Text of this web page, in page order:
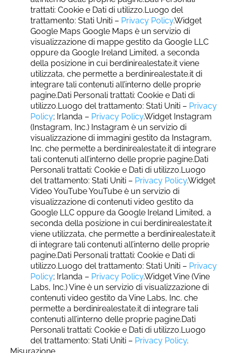
trattati: Cookie e Dati di utilizzo.Luogo del
trattamento: Stati Uniti – Privacy Policy.Widget
Google Maps Google Maps è un servizio di
visualizzazione di mappe gestito da Google LLC
oppure da Google Ireland Limited, a seconda
della posizione in cui berdinirealestate.it viene
utilizzata, che permette a berdinirealestate.it di
integrare tali contenuti all’interno delle proprie
pagine.Dati Personali trattati: Cookie e Dati di
utilizzo.Luogo del trattamento: Stati Uniti – Privacy
Policy; Irlanda – Privacy Policy.Widget Instagram
(Instagram, Inc.) Instagram è un servizio di
visualizzazione di immagini gestito da Instagram,
Inc. che permette a berdinirealestate.it di integrare
tali contenuti all’interno delle proprie pagine.Dati
Personali trattati: Cookie e Dati di utilizzo.Luogo
del trattamento: Stati Uniti – Privacy Policy.Widget
Video YouTube YouTube è un servizio di
visualizzazione di contenuti video gestito da
Google LLC oppure da Google Ireland Limited, a
seconda della posizione in cui berdinirealestate.it
viene utilizzata, che permette a berdinirealestate.it
di integrare tali contenuti all’interno delle proprie
pagine.Dati Personali trattati: Cookie e Dati di
utilizzo.Luogo del trattamento: Stati Uniti – Privacy
Policy; Irlanda – Privacy Policy.Widget Vine (Vine
Labs, Inc.) Vine è un servizio di visualizzazione di
contenuti video gestito da Vine Labs, Inc. che
permette a berdinirealestate.it di integrare tali
contenuti all’interno delle proprie pagine.Dati
Personali trattati: Cookie e Dati di utilizzo.Luogo
del trattamento: Stati Uniti – Privacy Policy.